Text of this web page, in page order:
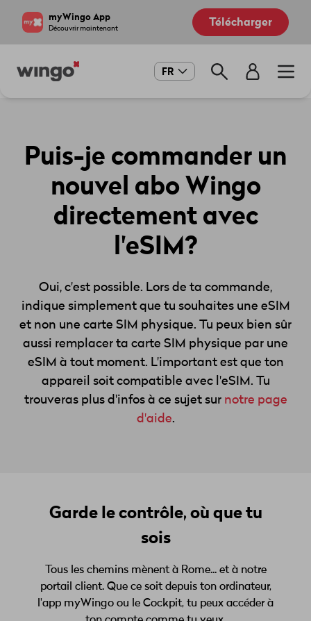
myWingo App
Découvrir maintenant Télécharger
Main
FR
Puis-je commander un
nouvel abo Wingo
directement avec
l'eSIM?
Oui, c'est possible. Lors de ta commande,
indique simplement que tu souhaites une eSIM
et non une carte SIM physique. Tu peux bien sûr
aussi remplacer ta carte SIM physique par une
eSIM à tout moment. L'important est que ton
appareil soit compatible avec l'eSIM. Tu
trouveras plus d'infos à ce sujet sur notre page
d'aide.
Garde le contrôle, où que tu
sois
Tous les chemins mènent à Rome... et à notre
portail client. Que ce soit depuis ton ordinateur,
l'app myWingo ou le Cockpit, tu peux accéder à